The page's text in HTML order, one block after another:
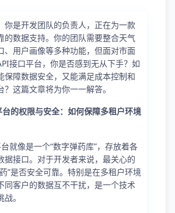
你是开发团队的负责人，正在为一款
的数据支持。你的团队需要整合天气
、用户画像等多种功能，但面对市面
接口平台，你是否感到无从下手？如
保障数据安全，又能满足成本控制和
这篇文章将为你一一解答。
的权限与安全：如何保障多租户环境
就像是一个“数字弹药库”，存放着各
据接口。对于开发者来说，最关心的
”是否安全可靠。特别是在多租户环境
同客户的数据互不干扰，是一个技术
。